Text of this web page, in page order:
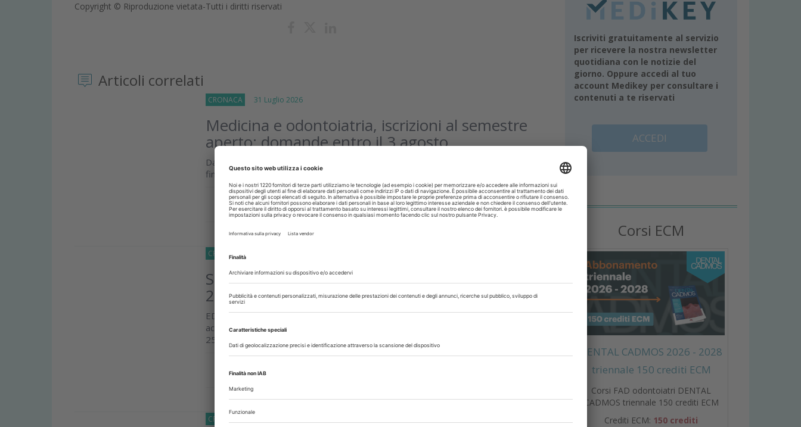
Copyright © Riproduzione vietata-Tutti i diritti riservati
Articoli correlati
CRONACA 31 Luglio 2026
Medicina e odontoiatria, iscrizioni al semestre
aperto: domande entro il 3 agosto
Dal primo settembre iniziano le lezioni del semestre aperto, queste le novità
fino ad ora attivate
Approfondisci
CRONACA
Summer Edra ECM: formazione d’estate con il
20% di sconto fino al 25 agosto
EDRA lancia i Summer Edra ECM, una promozione speciale che consente di
accedere a tutti i corsi del catalogo formativo ECM con il 20% di sconto, fino al
25 agosto
Approfondisci
CRONACA
Iscriviti gratuitamente al servizio
per ricevere la nostra newsletter
quotidiana con le notizie del
giorno. Oppure accedi al tuo
account Medikey per consultare i
contenuti a te riservati
ACCEDI
Corsi ECM
DENTAL CADMOS 2026 - 2028
triennale 150 crediti ECM
Corsi FAD odontoiatri DENTAL
CADMOS triennale 150 crediti ECM
Crediti ECM: 150 crediti